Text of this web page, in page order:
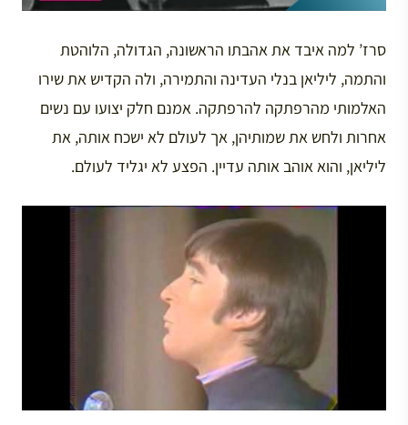
סרז’ למה איבד את אהבתו הראשונה, הגדולה, הלוהטת
והתמה, ליליאן בנלי העדינה והתמירה, ולה הקדיש את שירו
האלמותי מהרפתקה להרפתקה. אמנם חלק יצועו עם נשים
אחרות ולחש את שמותיהן, אך לעולם לא ישכח אותה, את
ליליאן, והוא אוהב אותה עדיין. הפצע לא יגליד לעולם.